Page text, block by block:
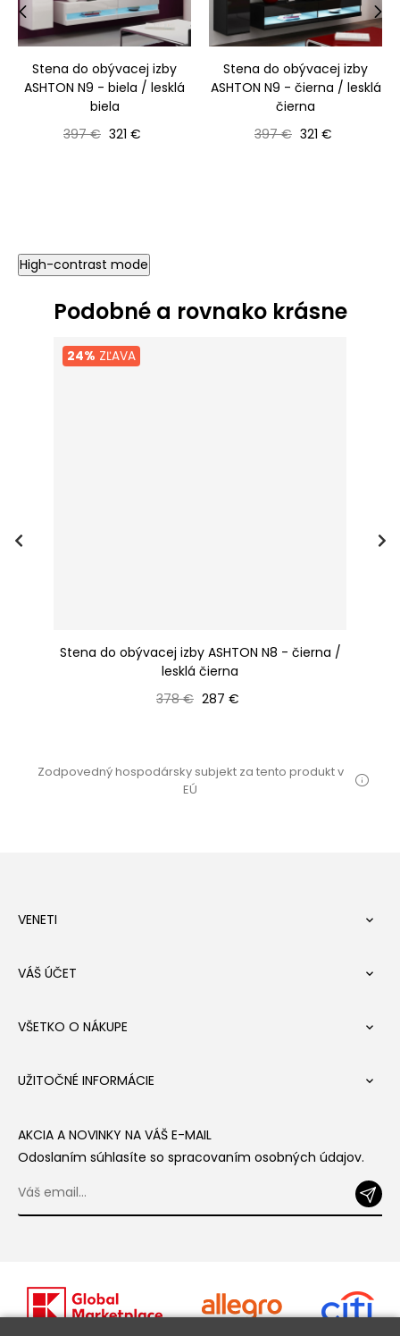
Stena do obývacej izby
ASHTON N9 - biela / lesklá
biela
Bežná cena
397 € Cena
321 €
Stena do obývacej izby
ASHTON N9 - čierna / lesklá
čierna
Bežná cena
397 € Cena
321 €
‹ ›
High-contrast mode
Podobné a rovnako krásne
24% ZĽAVA
Stena do obývacej izby ASHTON N8 - čierna /
lesklá čierna
Bežná cena
378 € Cena
287 €
Zodpovedný hospodársky subjekt za tento produkt v
EÚ
VENETI 
VÁŠ ÚČET 
VŠETKO O NÁKUPE 
UŽITOČNÉ INFORMÁCIE 
AKCIA A NOVINKY NA VÁŠ E-MAIL
Odoslaním súhlasíte so spracovaním osobných údajov.